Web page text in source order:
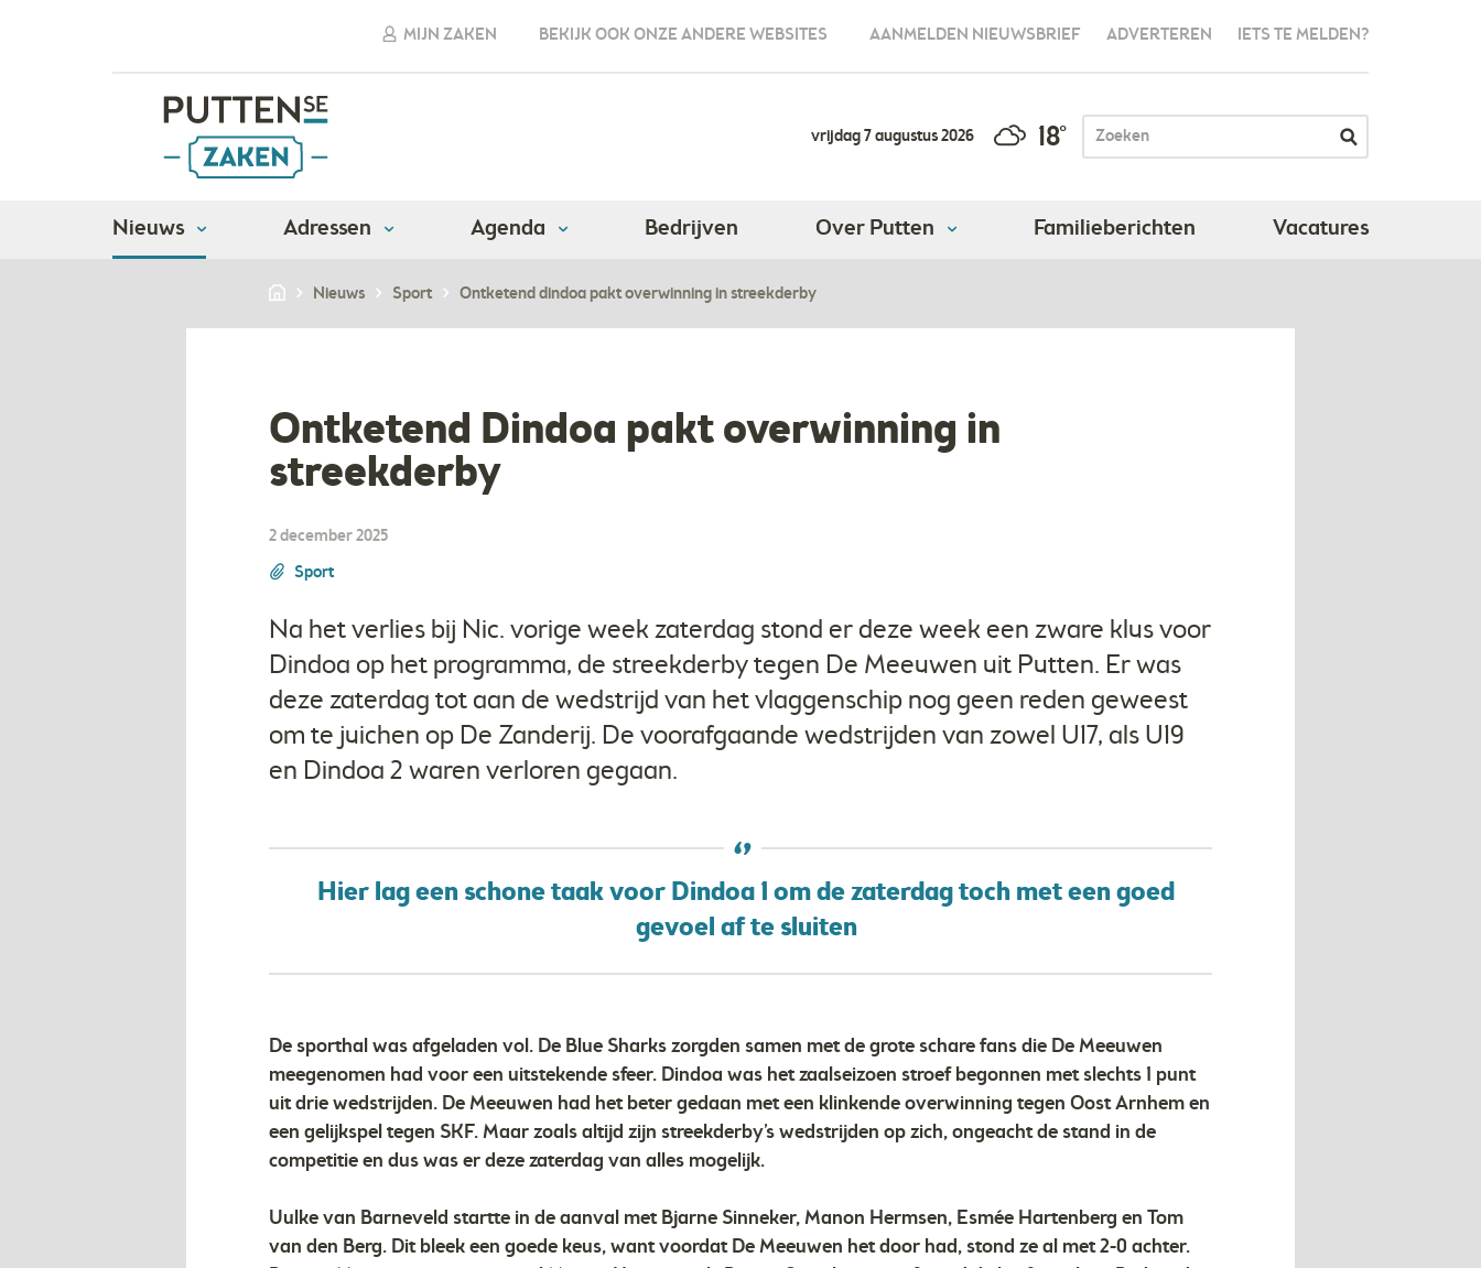
MIJN ZAKEN BEKIJK OOK ONZE ANDERE WEBSITES AANMELDEN NIEUWSBRIEF ADVERTEREN IETS TE MELDEN?
vrijdag 7 augustus 2026 18°
Nieuws Adressen Agenda Bedrijven Over Putten Familieberichten Vacatures
Nieuws Sport Ontketend dindoa pakt overwinning in streekderby
Ontketend Dindoa pakt overwinning in
streekderby
2 december 2025
Sport
Na het verlies bij Nic. vorige week zaterdag stond er deze week een zware klus voor
Dindoa op het programma, de streekderby tegen De Meeuwen uit Putten. Er was
deze zaterdag tot aan de wedstrijd van het vlaggenschip nog geen reden geweest
om te juichen op De Zanderij. De voorafgaande wedstrijden van zowel U17, als U19
en Dindoa 2 waren verloren gegaan.
Hier lag een schone taak voor Dindoa 1 om de zaterdag toch met een goed
gevoel af te sluiten
De sporthal was afgeladen vol. De Blue Sharks zorgden samen met de grote schare fans die De Meeuwen
meegenomen had voor een uitstekende sfeer. Dindoa was het zaalseizoen stroef begonnen met slechts 1 punt
uit drie wedstrijden. De Meeuwen had het beter gedaan met een klinkende overwinning tegen Oost Arnhem en
een gelijkspel tegen SKF. Maar zoals altijd zijn streekderby’s wedstrijden op zich, ongeacht de stand in de
competitie en dus was er deze zaterdag van alles mogelijk.
Uulke van Barneveld startte in de aanval met Bjarne Sinneker, Manon Hermsen, Esmée Hartenberg en Tom
van den Berg. Dit bleek een goede keus, want voordat De Meeuwen het door had, stond ze al met 2-0 achter.